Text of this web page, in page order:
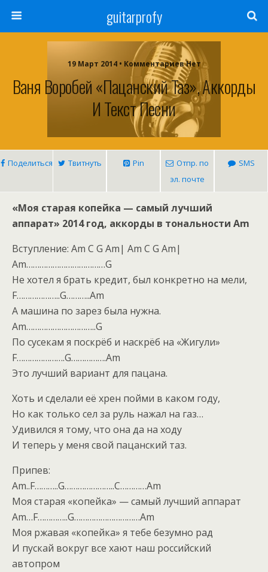
guitarprofy
19 Март 2014 • Комментариев Нет
Ваня Воробей «Пацанский Таз», Аккорды
И Текст Песни
Поделиться Твитнуть Pin
Отпр. по
эл. почте
SMS
«Моя старая копейка — самый лучший
аппарат» 2014 год, аккорды в тональности Am
Вступление: Am C G Am| Am C G Am|
Am………………………………G
Не хотел я брать кредит, был конкретно на мели,
F………………..G………..Am
А машина по зарез была нужна.
Am…………………………..G
По сусекам я поскрёб и наскрёб на «Жигули»
F………………….G…………….Am
Это лучший вариант для пацана.
Хоть и сделали её хрен пойми в каком году,
Но как только сел за руль нажал на газ…
Удивился я тому, что она да на ходу
И теперь у меня свой пацанский таз.
Припев:
Am..F………..G…………………..C…………Am
Моя старая «копейка» — самый лучший аппарат
Am…F…………..G…………………………Am
Моя ржавая «копейка» я тебе безумно рад
И пускай вокруг все хают наш российский
автопром